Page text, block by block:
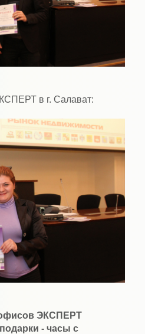
в г. Салават:
ЭКСПЕРТ
- часы с